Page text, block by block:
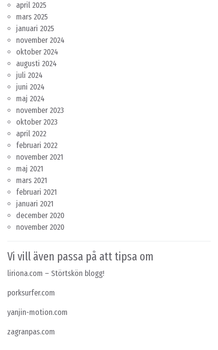
april 2025
mars 2025
januari 2025
november 2024
oktober 2024
augusti 2024
juli 2024
juni 2024
maj 2024
november 2023
oktober 2023
april 2022
februari 2022
november 2021
maj 2021
mars 2021
februari 2021
januari 2021
december 2020
november 2020
Vi vill även passa på att tipsa om
liriona.com – Störtskön blogg!
porksurfer.com
yanjin-motion.com
zagranpas.com